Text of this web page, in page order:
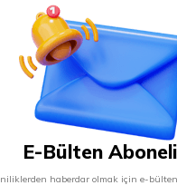
E-Bülten
haberdar olmak için e-